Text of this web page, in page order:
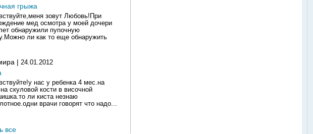
грыжа
зовут Любовь!При
мед осмотра у моей дочери
обнаружили пупочную
ли как то еще обнаружить
| 24.01.2012
нас у ребенка 4 мес.на
скуловой кости в височной
ли киста незнаю
врачи говорят что надо...
все